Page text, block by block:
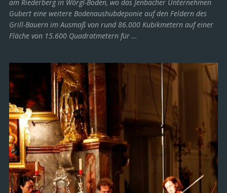
am Riederberg in Wörgl-Boden, wo das Jenbacher Unternehmen
Gubert eine weitere Bodenaushubdeponie auf den Feldern des
Grill-Bauern im Ausmaß von rund 86.000 Kubikmetern auf einer
Fläche von 15.600 Quadratmetern für …